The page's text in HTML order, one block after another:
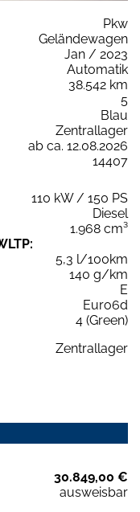
Pkw
Geländewagen
Jan / 2023
Automatik
38.542 km
5
Blau
Zentrallager
ab ca. 12.08.2026
14407
110 kW / 150 PS
Diesel
1.968 cm³
5,3 l/100km
140 g/km
E
Euro6d
4 (Green)
Zentrallager
30.849,00 €
ausweisbar